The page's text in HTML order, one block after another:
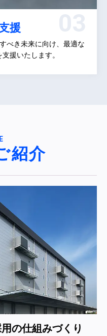
援
べき未来に向け、最適な
援いたします。
紹介
の仕組みづくり